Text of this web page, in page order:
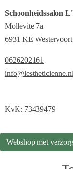
Schoonheidssalon
Mollevite 7a
6931 KE Westervoort
0626202161
info@lestheticienne.nl
KvK: 73439479
Webshop met